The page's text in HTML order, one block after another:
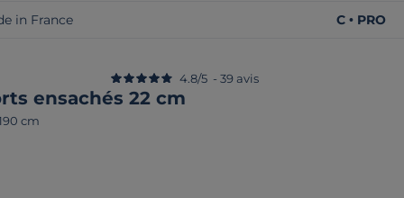
in France C • PRO
ensachés 22 cm
cm
4.8/5 - 39 avis